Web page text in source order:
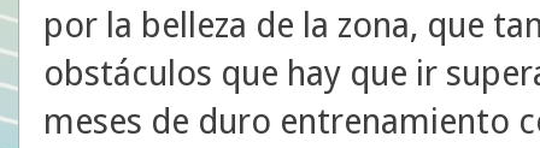
por la belleza de la zona, que
obstáculos que hay que ir
meses de duro entrenamiento